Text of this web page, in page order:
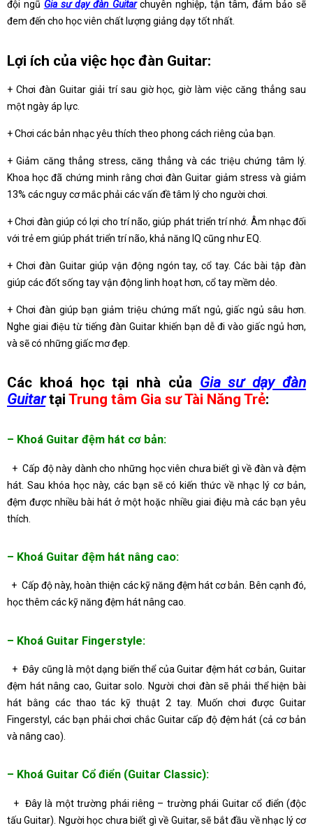
đội ngũ Gia sư dạy đàn Guitarchuyên nghiệp, tận tâm, đảm bảo sẽ
đem đến cho học viên chất lượng giảng dạy tốt nhất.
Lợi ích của việc học đàn Guitar:
+ Chơi đàn Guitar giải trí sau giờ học, giờ làm việc căng thẳng sau
một ngày áp lực.
+ Chơi các bản nhạc yêu thích theo phong cách riêng của bạn.
+ Giảm căng thẳng stress, căng thẳng và các triệu chứng tâm lý.
Khoa học đã chứng minh rằng chơi đàn Guitar giảm stress và giảm
13% các nguy cơ mắc phải các vấn đề tâm lý cho người chơi.
+ Chơi đàn giúp có lợi cho trí não, giúp phát triển trí nhớ. Âm nhạc đối
với trẻ em giúp phát triển trí não, khả năng IQ cũng như EQ.
+ Chơi đàn Guitar giúp vận động ngón tay, cổ tay. Các bài tập đàn
giúp các đốt sống tay vận động linh hoạt hơn, cổ tay mềm dẻo.
+ Chơi đàn giúp bạn giảm triệu chứng mất ngủ, giấc ngủ sâu hơn.
Nghe giai điệu từ tiếng đàn Guitar khiến bạn dễ đi vào giấc ngủ hơn,
và sẽ có những giấc mơ đẹp.
Các khoá học tại nhà của Gia sư dạy đàn
Guitartại Trung tâm Gia sư Tài Năng Trẻ:
– Khoá Guitar đệm hát cơ bản:
+ Cấp độ này dành cho những học viên chưa biết gì về đàn và đệm
hát. Sau khóa học này, các bạn sẽ có kiến thức về nhạc lý cơ bản,
đệm được nhiều bài hát ở một hoặc nhiều giai điệu mà các bạn yêu
thích.
– Khoá Guitar đệm hát nâng cao:
+ Cấp độ này, hoàn thiện các kỹ năng đệm hát cơ bản. Bên cạnh đó,
học thêm các kỹ năng đệm hát nâng cao.
– Khoá Guitar Fingerstyle:
+ Đây cũng là một dạng biến thể của Guitar đệm hát cơ bản, Guitar
đệm hát nâng cao, Guitar solo. Người chơi đàn sẽ phải thể hiện bài
hát bằng các thao tác kỹ thuật 2 tay. Muốn chơi được Guitar
Fingerstyl, các bạn phải chơi chắc Guitar cấp độ đệm hát (cả cơ bản
và nâng cao).
– Khoá Guitar Cổ điển (Guitar Classic):
+ Đây là một trường phái riêng – trường phái Guitar cổ điển (độc
tấu Guitar). Người học chưa biết gì về Guitar, sẽ bắt đầu về nhạc lý cơ